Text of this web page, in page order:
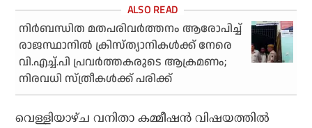
നിര്‍ബന്ധിത മതപരിവര്‍ത്തനം ആരോപിച്ച്
രാജസ്ഥാനില്‍ ക്രിസ്ത്യാനികള്‍ക്ക് നേരെ
വി.എച്ച്.പി പ്രവര്‍ത്തകരുടെ ആക്രമണം;
നിരവധി സ്ത്രീകള്‍ക്ക് പരിക്ക്
വെള്ളിയാഴ്ച വനിതാ കമ്മീഷന്‍ വിഷയത്തില്‍